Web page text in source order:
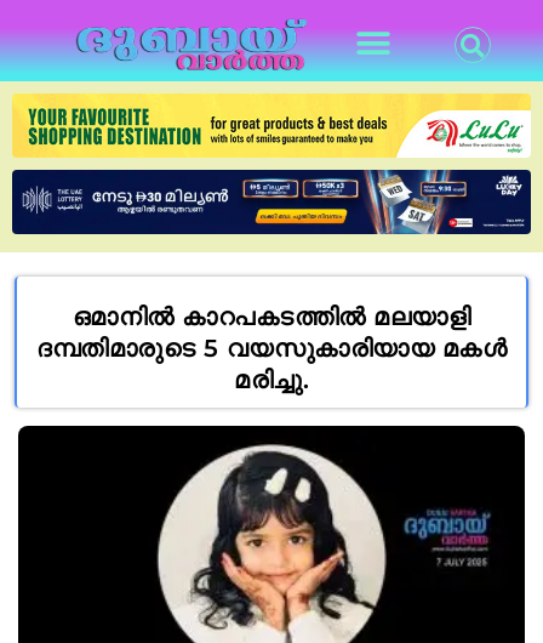
ഒമാനില്‍ കാറപകടത്തില്‍ മലയാളി
ദമ്പതിമാരുടെ 5 വയസുകാരിയായ മകള്‍
മരിച്ചു.